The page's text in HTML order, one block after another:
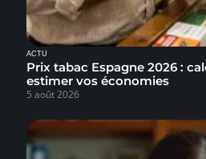
ACTU
Prix tabac Espagne 2026 :
estimer vos économies
5 août 2026